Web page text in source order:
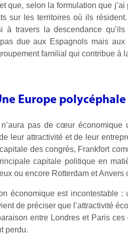
que, selon la formulation que
sur les territoires où ils
travers la descendance
due aux Espagnols mais
familial qui contribue à
Europe polycéphale
n’aura pas de cœur
leur attractivité et de leur
des congrès, Frankfort
capitale politique en
ou encore Rotterdam et
économique est incontestable
de préciser que l’attractivité
entre Londres et Paris
perdu.